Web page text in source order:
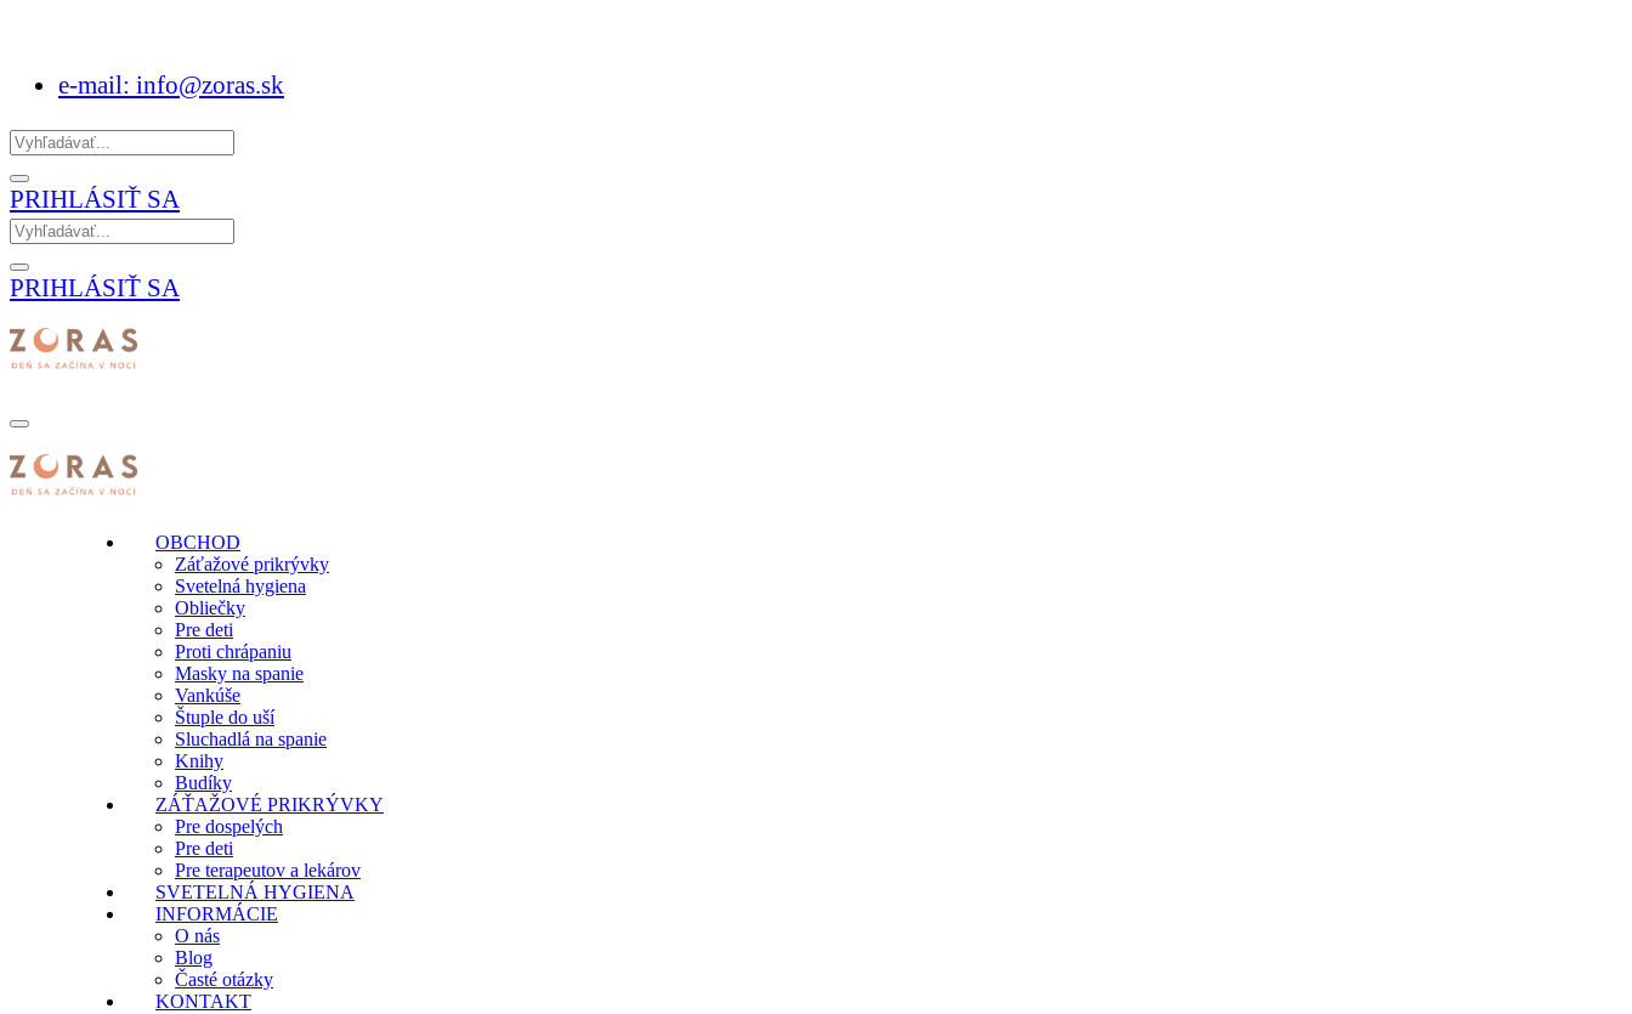
e-mail: info@zoras.sk
PRIHLÁSIŤ SA
PRIHLÁSIŤ SA
OBCHOD
Záťažové prikrývky
Svetelná hygiena
Obliečky
Pre deti
Proti chrápaniu
Masky na spanie
Vankúše
Štuple do uší
Sluchadlá na spanie
Knihy
Budíky
ZÁŤAŽOVÉ PRIKRÝVKY
Pre dospelých
Pre deti
Pre terapeutov a lekárov
SVETELNÁ HYGIENA
INFORMÁCIE
O nás
Blog
Časté otázky
KONTAKT